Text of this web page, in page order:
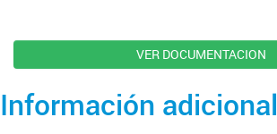
VER DOCUMENTACION
Información adicional